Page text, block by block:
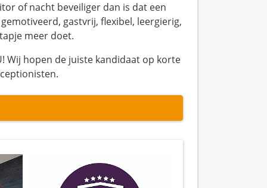
of nacht beveiliger dan is dat een
gastvrij, flexibel, leergierig,
meer doet.
Wij hopen de juiste kandidaat op korte